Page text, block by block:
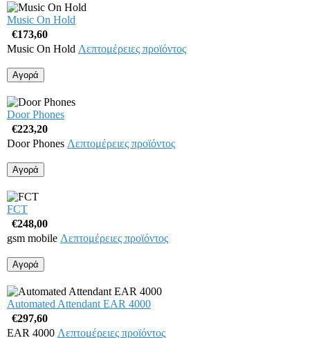
Music On Hold
€173,60
Music On Hold Λεπτομέρειες προϊόντος
Door Phones
€223,20
Door Phones Λεπτομέρειες προϊόντος
FCT
€248,00
gsm mobile Λεπτομέρειες προϊόντος
Automated Attendant EAR 4000
€297,60
EAR 4000 Λεπτομέρειες προϊόντος